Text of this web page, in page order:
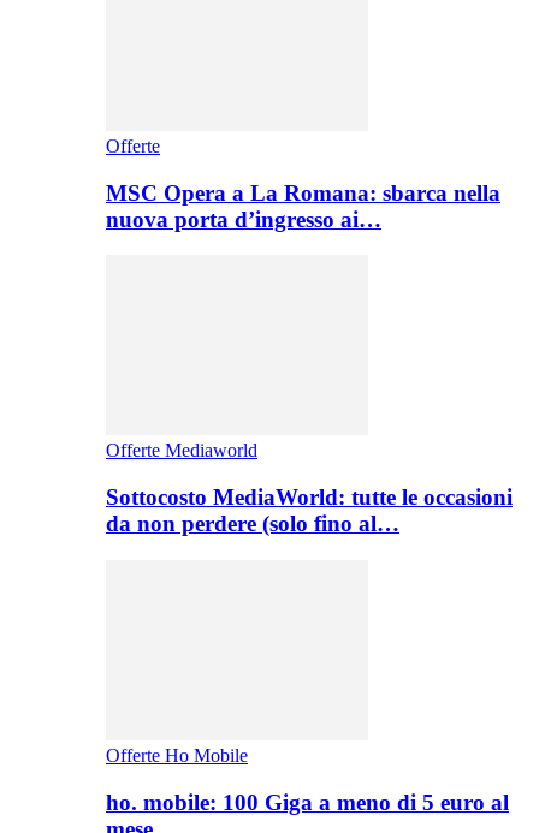
Offerte
MSC Opera a La Romana: sbarca nella
nuova porta d’ingresso ai…
Offerte Mediaworld
Sottocosto MediaWorld: tutte le occasioni
da non perdere (solo fino al…
Offerte Ho Mobile
ho. mobile: 100 Giga a meno di 5 euro al